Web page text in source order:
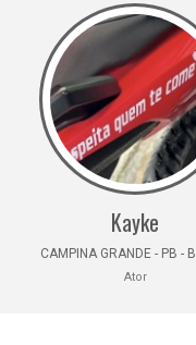
Kayke
CAMPINA GRANDE - PB -
Ator